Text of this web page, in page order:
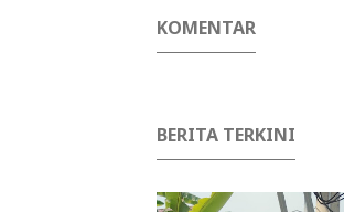
KOMENTAR
BERITA TERKINI